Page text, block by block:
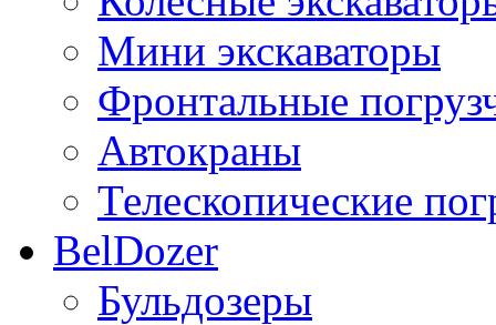
Мини экскаваторы
Фронтальные
Автокраны
Телескопические
BelDozer
Бульдозеры